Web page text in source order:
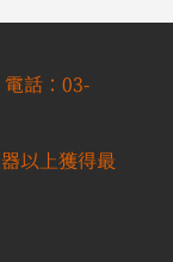
話：03-
以上獲得最